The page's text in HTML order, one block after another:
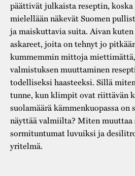
päättivät julkaista reseptin,
mielellään näkevät Suomen
ja maiskuttavia suita. Aivan
askareet, joita on tehnyt jo
kummemmin mittoja
valmistuksen muuttaminen
todelliseksi haasteeksi. Sillä
tunne, kun klimpit ovat riittävän
suolamäärä kämmenkuopassa on
näyttää valmiilta? Miten muuttaa
sormituntumat luvuiksi ja
yritelmä.